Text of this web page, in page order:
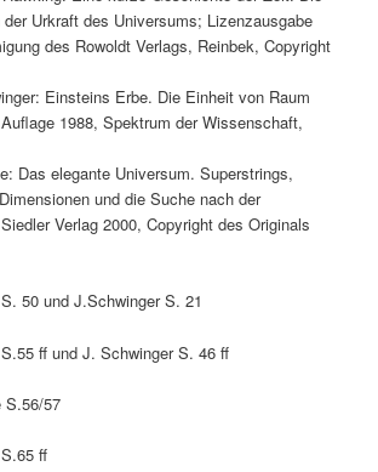
Urkraft des Universums; Lizenzausgabe
des Rowoldt Verlags, Reinbek, Copyright
Einsteins Erbe. Die Einheit von Raum
1988, Spektrum der Wissenschaft,
Das elegante Universum. Superstrings,
und die Suche nach der
Verlag 2000, Copyright des Originals
50 und J.Schwinger S. 21
ff und J. Schwinger S. 46 ff
S.56/57
ff